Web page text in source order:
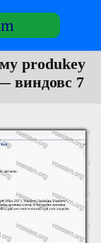
produkey
виндовс 7